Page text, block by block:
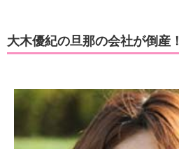
大木優紀の旦那の会社が倒産！